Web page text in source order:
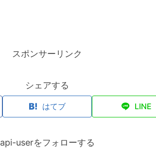
スポンサーリンク
シェアする
はてブ LINE
api-userをフォローする